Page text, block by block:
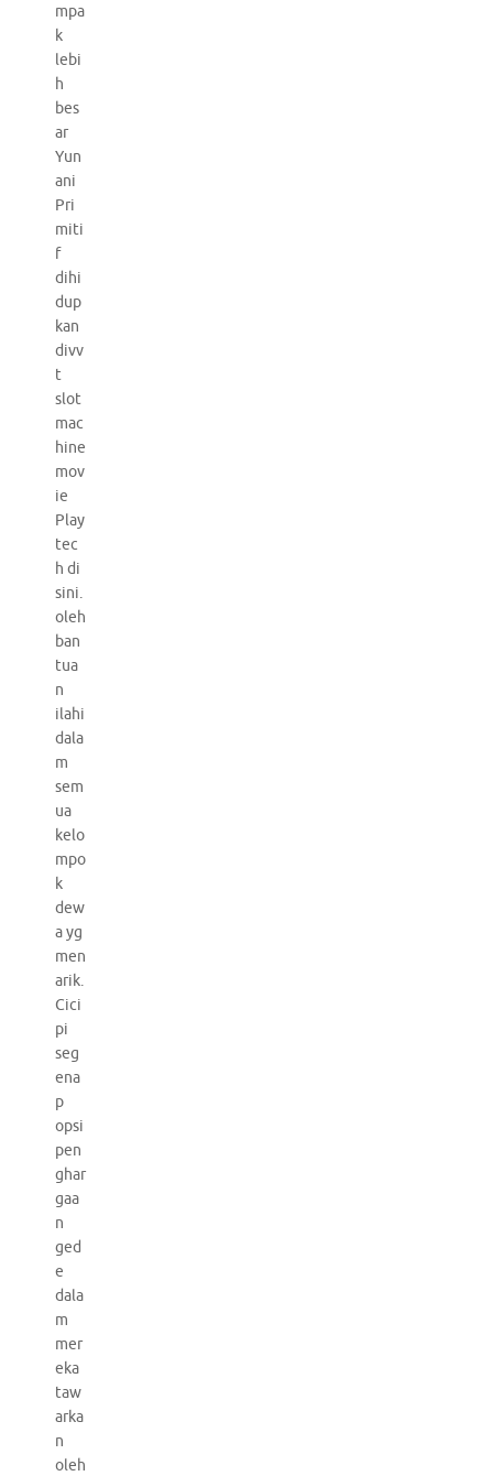
mpa
k
lebi
h
bes
ar
Yun
ani
Pri
miti
f
dihi
dup
kan
divv
t
slot
mac
hine
mov
ie
Play
tec
h di
sini.
oleh
ban
tua
n
ilahi
dala
m
sem
ua
kelo
mpo
k
dew
a yg
men
arik.
Cici
pi
seg
ena
p
opsi
pen
ghar
gaa
n
ged
e
dala
m
mer
eka
taw
arka
n
oleh